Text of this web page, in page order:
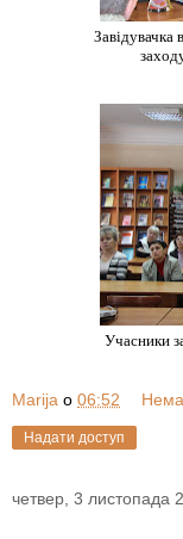
Завідувачка
заходу
Учасники
Marija о 06:52
Надати доступ
четвер, 3 листопада